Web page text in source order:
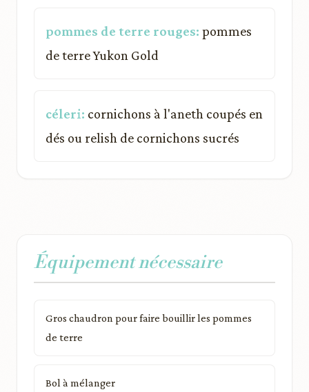
pommes de terre rouges: pommes
de terre Yukon Gold
céleri: cornichons à l'aneth coupés en
dés ou relish de cornichons sucrés
Équipement nécessaire
Gros chaudron pour faire bouillir les pommes
de terre
Bol à mélanger